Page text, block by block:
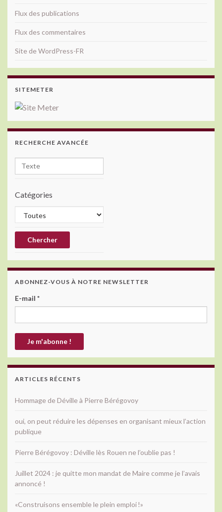
Flux des publications
Flux des commentaires
Site de WordPress-FR
SITEMETER
RECHERCHE AVANCÉE
Catégories
ABONNEZ-VOUS À NOTRE NEWSLETTER
E-mail *
ARTICLES RÉCENTS
Hommage de Déville à Pierre Bérégovoy
oui, on peut réduire les dépenses en organisant mieux l’action
publique
Pierre Bérégovoy : Déville lès Rouen ne l’oublie pas !
Juillet 2024 : je quitte mon mandat de Maire comme je l’avais
annoncé !
«Construisons ensemble le plein emploi !»